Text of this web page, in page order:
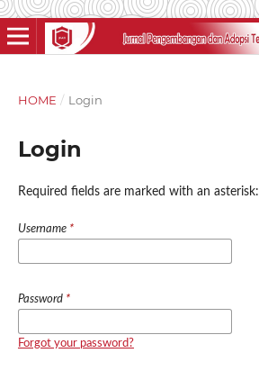
HOME / Login
Login
Required fields are marked with an asterisk:
Username *
Password *
Forgot your password?